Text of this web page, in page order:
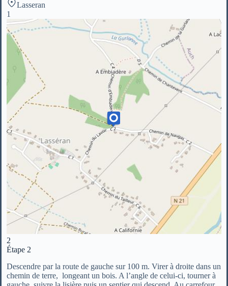
Lasseran
1
2
Étape 2
Descendre par la route de gauche sur 100 m. Virer à droite dans un
chemin de terre, longeant un bois. A l’angle de celui-ci, tourner à